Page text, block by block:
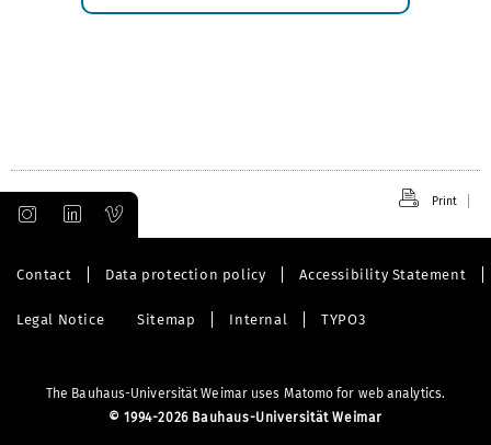
Print
Contact Data protection policy Accessibility Statement
Legal Notice Sitemap Internal TYPO3
The Bauhaus-Universität Weimar uses Matomo for web analytics.
© 1994-2026 Bauhaus-Universität Weimar